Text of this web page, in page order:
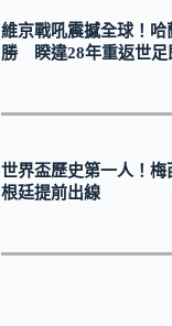
維京戰吼震撼全球！
勝 睽違28年重返世足
世界盃歷史第一人！
根廷提前出線